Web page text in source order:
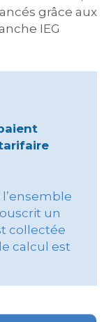
grâce aux
IEG
un
collectée
calcul est